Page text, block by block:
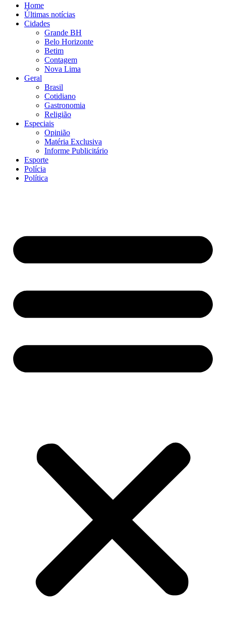
Home
Últimas notícias
Cidades
Grande BH
Belo Horizonte
Betim
Contagem
Nova Lima
Geral
Brasil
Cotidiano
Gastronomia
Religião
Especiais
Opinião
Matéria Exclusiva
Informe Publicitário
Esporte
Polícia
Política